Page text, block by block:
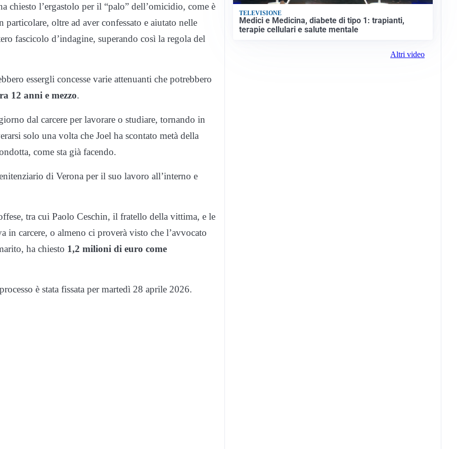
chiesto l’ergastolo per il “palo” dell’omicidio, come è
particolare, oltre ad aver confessato e aiutato nelle
fascicolo d’indagine, superando così la regola del
essergli concesse varie attenuanti che potrebbero
12 anni e mezzo.
dal carcere per lavorare o studiare, tornando in
solo una volta che Joel ha scontato metà della
come sta già facendo.
di Verona per il suo lavoro all’interno e
tra cui Paolo Ceschin, il fratello della vittima, e le
carcere, o almeno ci proverà visto che l’avvocato
ha chiesto 1,2 milioni di euro come
è stata fissata per martedì 28 aprile 2026.
TELEVISIONE
Medici e Medicina, diabete di tipo 1: trapianti,
terapie cellulari e salute mentale
Altri video